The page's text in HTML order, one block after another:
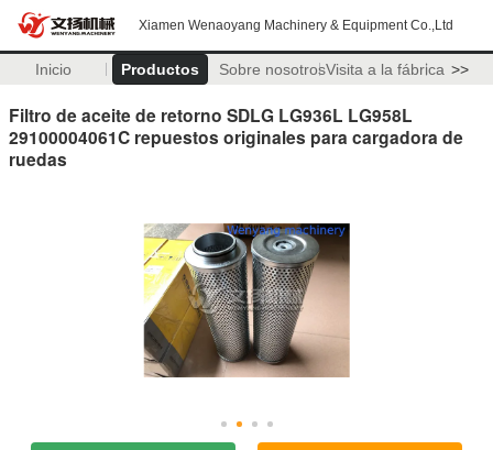
Xiamen Wenaoyang Machinery & Equipment Co.,Ltd
Inicio Productos Sobre nosotrosVisita a la fábrica >>
Filtro de aceite de retorno SDLG LG936L LG958L
29100004061C repuestos originales para cargadora de
ruedas